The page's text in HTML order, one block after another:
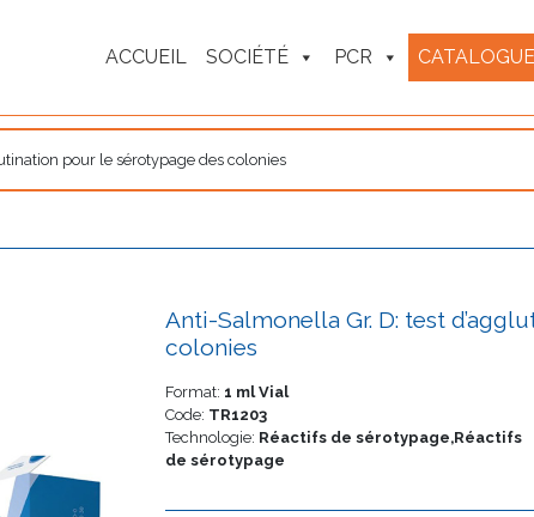
ACCUEIL SOCIÉTÉ PCR CATALOGUE
pour le sérotypage des colonies
Anti-Salmonella Gr. D: test
colonies
Format: 1 ml Vial
Code: TR1203
Technologie: Réactifs de sérotypage,Réactifs
de sérotypage